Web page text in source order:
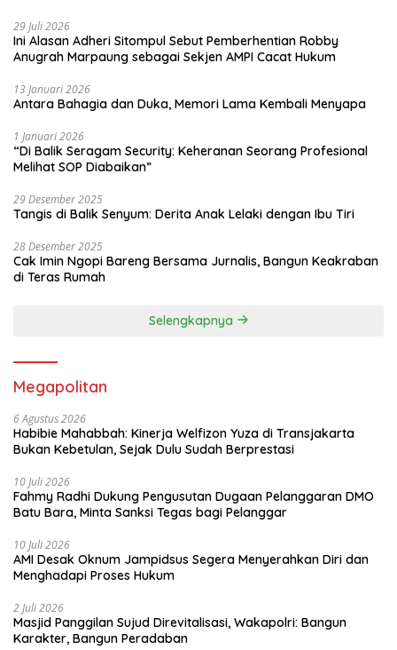
29 Juli 2026
Ini Alasan Adheri Sitompul Sebut Pemberhentian Robby
Anugrah Marpaung sebagai Sekjen AMPI Cacat Hukum
13 Januari 2026
Antara Bahagia dan Duka, Memori Lama Kembali Menyapa
1 Januari 2026
“Di Balik Seragam Security: Keheranan Seorang Profesional
Melihat SOP Diabaikan”
29 Desember 2025
Tangis di Balik Senyum: Derita Anak Lelaki dengan Ibu Tiri
28 Desember 2025
Cak Imin Ngopi Bareng Bersama Jurnalis, Bangun Keakraban
di Teras Rumah
Selengkapnya
Megapolitan
6 Agustus 2026
Habibie Mahabbah: Kinerja Welfizon Yuza di Transjakarta
Bukan Kebetulan, Sejak Dulu Sudah Berprestasi
10 Juli 2026
Fahmy Radhi Dukung Pengusutan Dugaan Pelanggaran DMO
Batu Bara, Minta Sanksi Tegas bagi Pelanggar
10 Juli 2026
AMI Desak Oknum Jampidsus Segera Menyerahkan Diri dan
Menghadapi Proses Hukum
2 Juli 2026
Masjid Panggilan Sujud Direvitalisasi, Wakapolri: Bangun
Karakter, Bangun Peradaban